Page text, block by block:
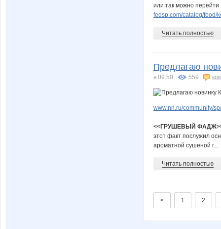
или так можно перейти
fedsp.com/catalog/food/
Читать полностью
Предлагаю
в 09:50 559
www.nn.ru/community/
<<ГРУШЕВЫЙ
этот факт послужил
ароматной сушеной г...
Читать полностью
< 1 2